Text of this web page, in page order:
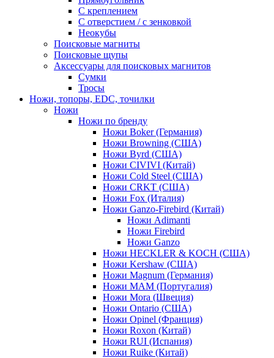
С креплением
С отверстием / с зенковкой
Неокубы
Поисковые магниты
Поисковые щупы
Аксессуары для поисковых магнитов
Сумки
Тросы
Ножи, топоры, EDC, точилки
Ножи
Ножи по бренду
Ножи Boker (Германия)
Ножи Browning (США)
Ножи Byrd (США)
Ножи CIVIVI (Китай)
Ножи Cold Steel (США)
Ножи CRKT (США)
Ножи Fox (Италия)
Ножи Ganzo-Firebird (Китай)
Ножи Adimanti
Ножи Firebird
Ножи Ganzo
Ножи HECKLER & KOCH (США)
Ножи Kershaw (США)
Ножи Magnum (Германия)
Ножи MAM (Португалия)
Ножи Mora (Швеция)
Ножи Ontario (США)
Ножи Opinel (Франция)
Ножи Roxon (Китай)
Ножи RUI (Испания)
Ножи Ruike (Китай)